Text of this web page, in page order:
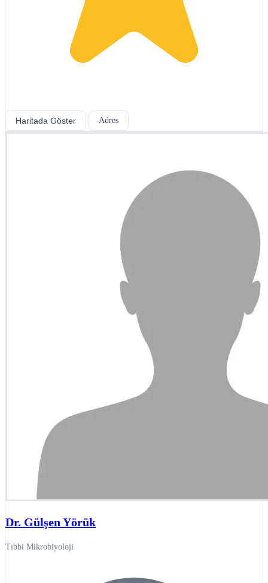
Haritada Göster Adres
Dr. Gülşen Yörük
Tıbbi Mikrobiyoloji